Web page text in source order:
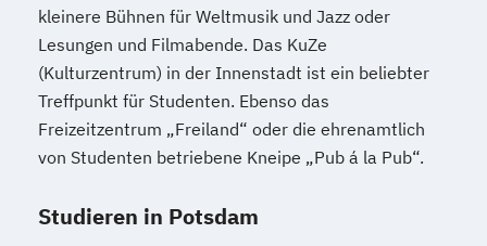
kleinere Bühnen für Weltmusik und Jazz oder
Lesungen und Filmabende. Das KuZe
(Kulturzentrum) in der Innenstadt ist ein beliebter
Treffpunkt für Studenten. Ebenso das
Freizeitzentrum „Freiland“ oder die ehrenamtlich
von Studenten betriebene Kneipe „Pub á la Pub“.
Studieren in Potsdam